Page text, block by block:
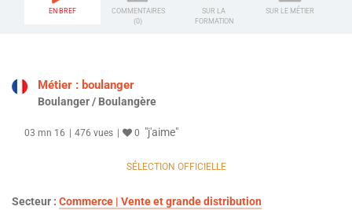
EN BREF
COMMENTAIRES
(0)
SUR LA
FORMATION
SUR LE MÉTIER
Métier : boulanger
Boulanger / Boulangère
03 mn 16 476 vues 0 "j'aime"
SÉLECTION OFFICIELLE
Secteur : Commerce | Vente et grande distribution